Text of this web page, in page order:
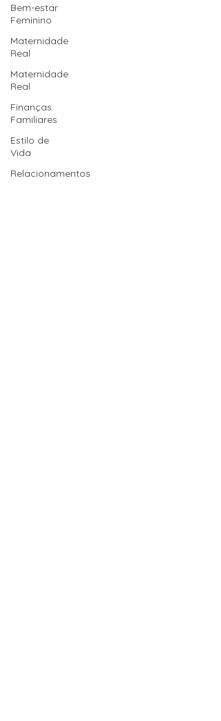
Bem-estar
Feminino
Maternidade
Real
Maternidade
Real
Finanças
Familiares
Estilo de
Vida
Relacionamentos